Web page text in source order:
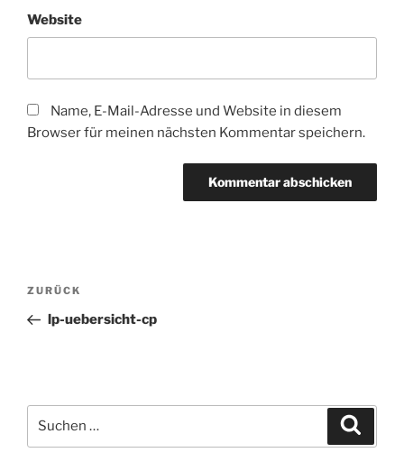
Website
Name, E-Mail-Adresse und Website in diesem
Browser für meinen nächsten Kommentar speichern.
Beitragsnavigation
Vorheriger
Beitrag
ZURÜCK
lp-uebersicht-cp
nach: